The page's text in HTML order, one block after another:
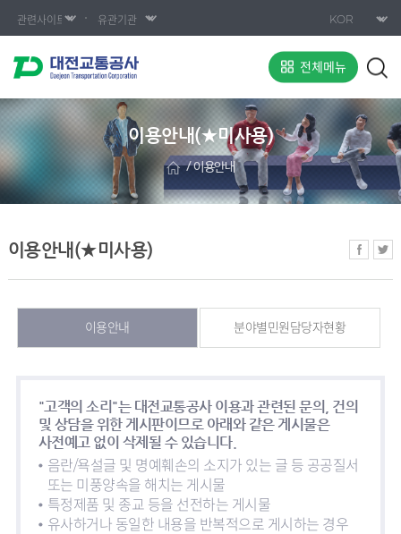
전체메뉴
이용안내(★미사용)
이용안내
이용안내(★미사용)
이용안내 분야별민원담당자현황
"고객의 소리"는 대전교통공사 이용과 관련된 문의, 건의
및 상담을 위한 게시판이므로 아래와 같은 게시물은
사전예고 없이 삭제될 수 있습니다.
음란/욕설글 및 명예훼손의 소지가 있는 글 등 공공질서
또는 미풍양속을 해치는 게시물
특정제품 및 종교 등을 선전하는 게시물
유사하거나 동일한 내용을 반복적으로 게시하는 경우